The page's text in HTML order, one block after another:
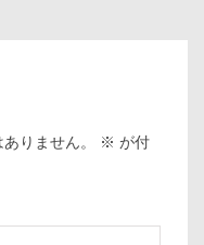
りません。 ※ が付